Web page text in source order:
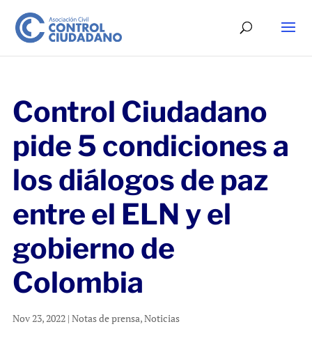
Control Ciudadano
pide 5 condiciones a
los diálogos de paz
entre el ELN y el
gobierno de
Colombia
Nov 23, 2022| Notas de prensa,Noticias